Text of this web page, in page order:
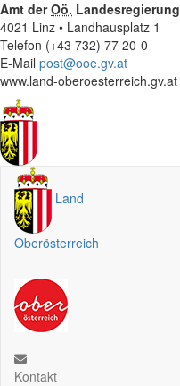
Amt derOö. Landesregierung
4021 Linz • Landhausplatz 1
Telefon (+43 732) 77 20-0
E-Mail post@ooe.gv.at
www.land-oberoesterreich.gv.at
Land
Oberösterreich
Kontakt